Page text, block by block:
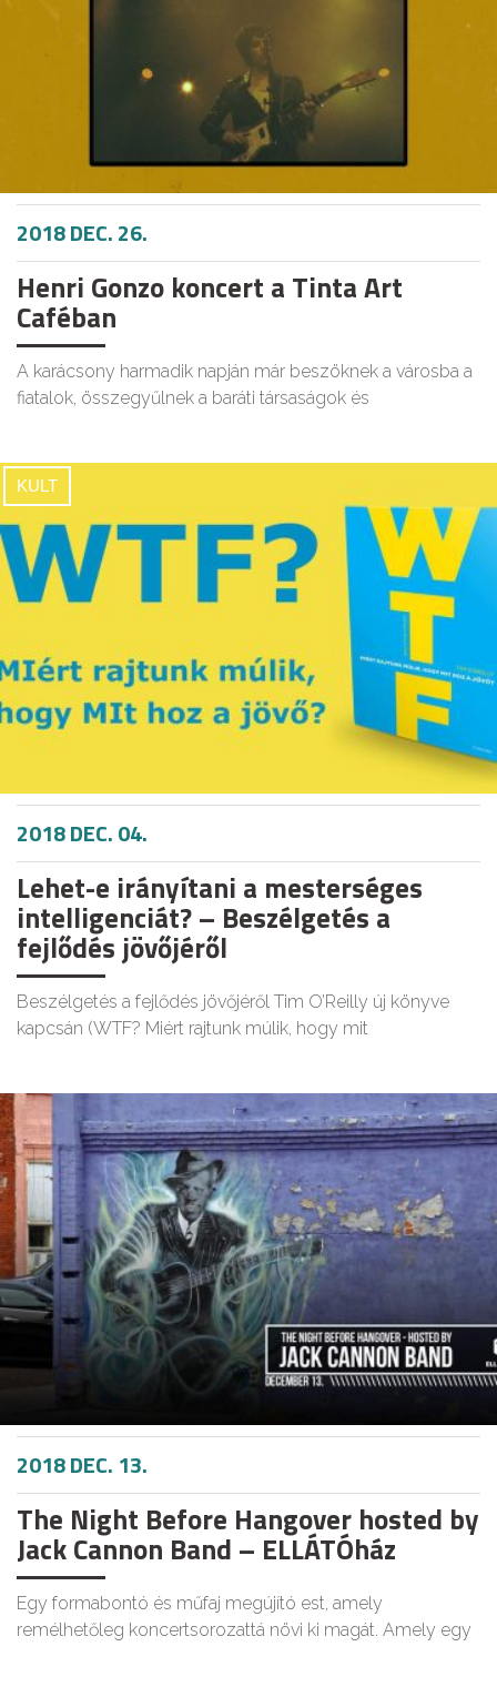
2018 DEC. 26.
Henri Gonzo koncert a Tinta Art
Caféban
A karácsony harmadik napján már beszöknek a városba a
fiatalok, összegyűlnek a baráti társaságok és
KULT
2018 DEC. 04.
Lehet-e irányítani a mesterséges
intelligenciát? – Beszélgetés a
fejlődés jövőjéről
Beszélgetés a fejlődés jövőjéről Tim O’Reilly új könyve
kapcsán (WTF? Miért rajtunk múlik, hogy mit
2018 DEC. 13.
The Night Before Hangover hosted by
Jack Cannon Band – ELLÁTÓház
Egy formabontó és műfaj megújító est, amely
remélhetőleg koncertsorozattá növi ki magát. Amely egy